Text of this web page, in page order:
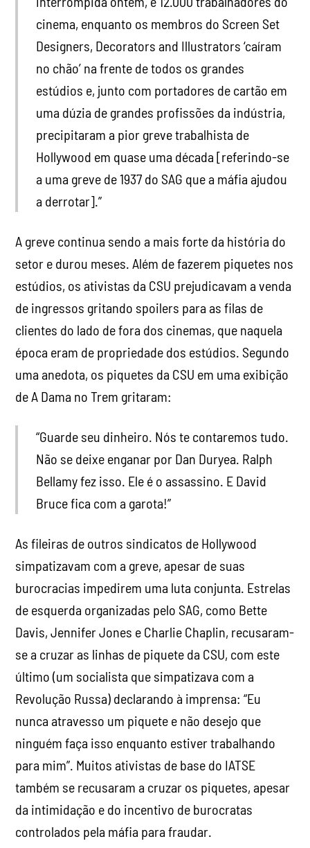
cinema, enquanto os membros do Screen Set
Designers, Decorators and Illustrators ‘caíram
no chão’ na frente de todos os grandes
estúdios e, junto com portadores de cartão em
uma dúzia de grandes profissões da indústria,
precipitaram a pior greve trabalhista de
Hollywood em quase uma década [referindo-se
a uma greve de 1937 do SAG que a máfia ajudou
a derrotar].”
A greve continua sendo a mais forte da história do
setor e durou meses. Além de fazerem piquetes nos
estúdios, os ativistas da CSU prejudicavam a venda
de ingressos gritando spoilers para as filas de
clientes do lado de fora dos cinemas, que naquela
época eram de propriedade dos estúdios. Segundo
uma anedota, os piquetes da CSU em uma exibição
de A Dama no Trem gritaram:
“Guarde seu dinheiro. Nós te contaremos tudo.
Não se deixe enganar por Dan Duryea. Ralph
Bellamy fez isso. Ele é o assassino. E David
Bruce fica com a garota!”
As fileiras de outros sindicatos de Hollywood
simpatizavam com a greve, apesar de suas
burocracias impedirem uma luta conjunta. Estrelas
de esquerda organizadas pelo SAG, como Bette
Davis, Jennifer Jones e Charlie Chaplin, recusaram-
se a cruzar as linhas de piquete da CSU, com este
último (um socialista que simpatizava com a
Revolução Russa) declarando à imprensa: “Eu
nunca atravesso um piquete e não desejo que
ninguém faça isso enquanto estiver trabalhando
para mim”. Muitos ativistas de base do IATSE
também se recusaram a cruzar os piquetes, apesar
da intimidação e do incentivo de burocratas
controlados pela máfia para fraudar.